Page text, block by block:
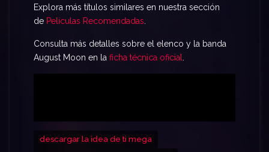
enfrentarse a la fama de Hayes. No te pierdas esta
película que está dando de qué hablar. Prepárate
cada momento de esta apasionante historia desde
tu hogar.
Explora más títulos similares en nuestra sección
de Películas Recomendadas
Consulta más detalles sobre el elenco y la banda
August Moon en la ficha técnica oficial
descargar la idea de ti mega